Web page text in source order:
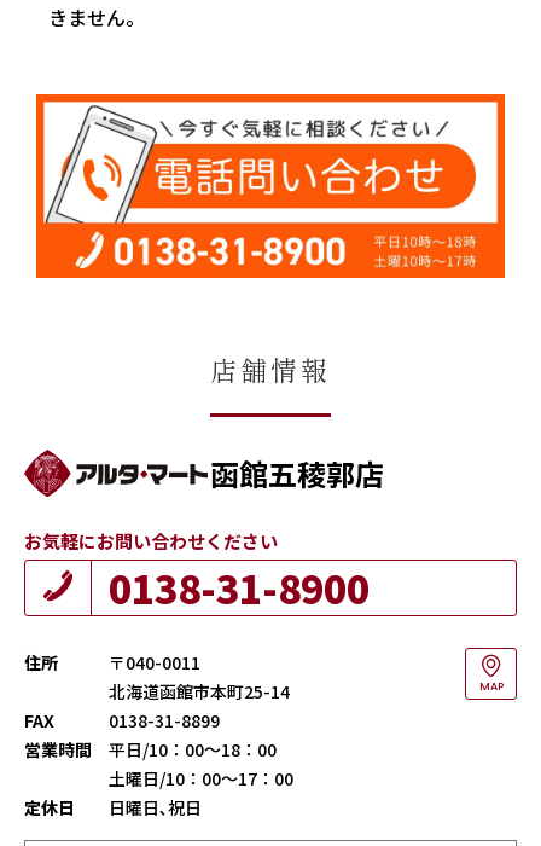
きません。
店舗情報
函館五稜郭店
お気軽にお問い合わせください
0138-31-8900
住所
〒040-0011
北海道函館市本町25-14
MAP
FAX
0138-31-8899
営業時間
平日/10：00～18：00
土曜日/10：00～17：00
定休日
日曜日､祝日